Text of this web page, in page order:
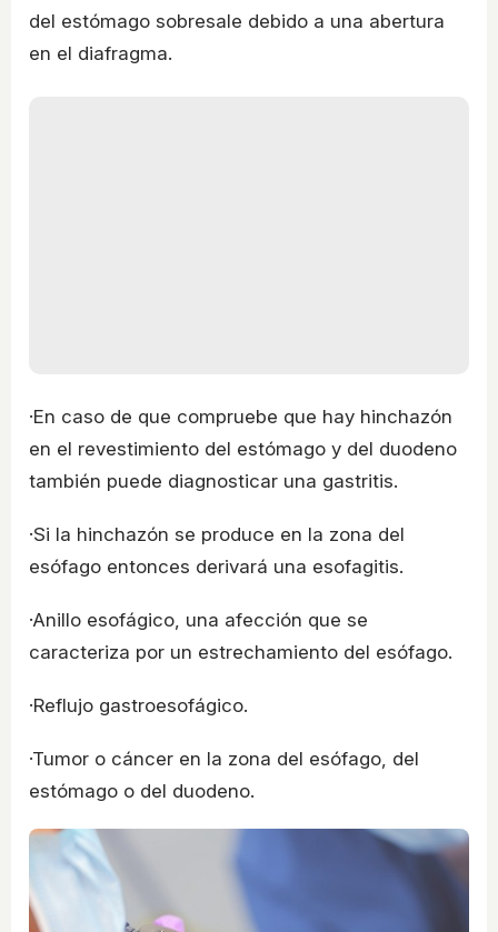
del estómago sobresale debido a una abertura
en el diafragma.
·En caso de que compruebe que hay hinchazón
en el revestimiento del estómago y del duodeno
también puede diagnosticar una gastritis.
·Si la hinchazón se produce en la zona del
esófago entonces derivará una esofagitis.
·Anillo esofágico, una afección que se
caracteriza por un estrechamiento del esófago.
·Reflujo gastroesofágico.
·Tumor o cáncer en la zona del esófago, del
estómago o del duodeno.